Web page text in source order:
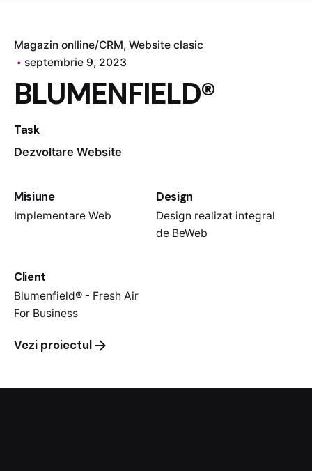
Magazin onlline/CRM Website clasic
septembrie 9, 2023
BLUMENFIELD®
Task
Dezvoltare Website
Misiune
Implementare Web
Design
Design realizat integral
de BeWeb
Client
Blumenfield® - Fresh Air
For Business
Vezi proiectul